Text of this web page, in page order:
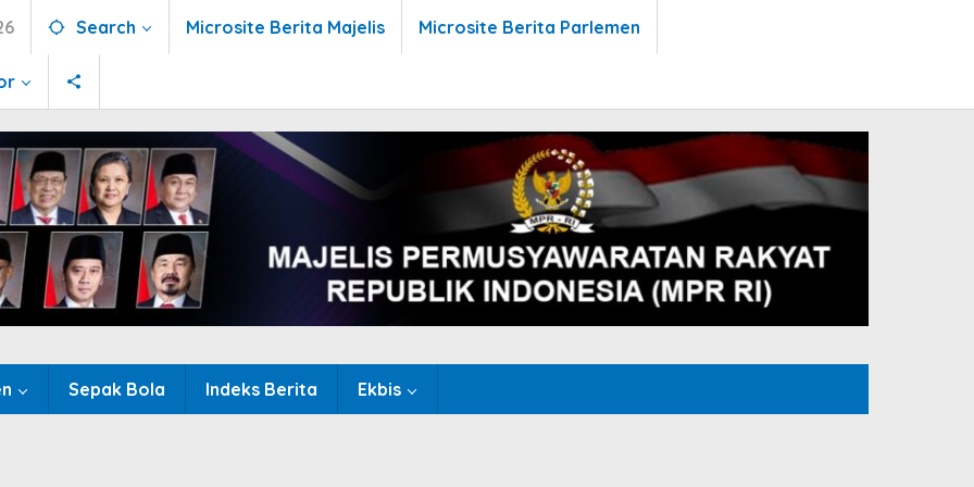
Search Microsite Berita Majelis Microsite Berita Parlemen
Sepak Bola Indeks Berita Ekbis